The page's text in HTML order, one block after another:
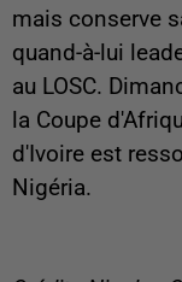
mais conserve
quand-à-lui
au LOSC.
la Coupe
d'Ivoire est
Nigéria.